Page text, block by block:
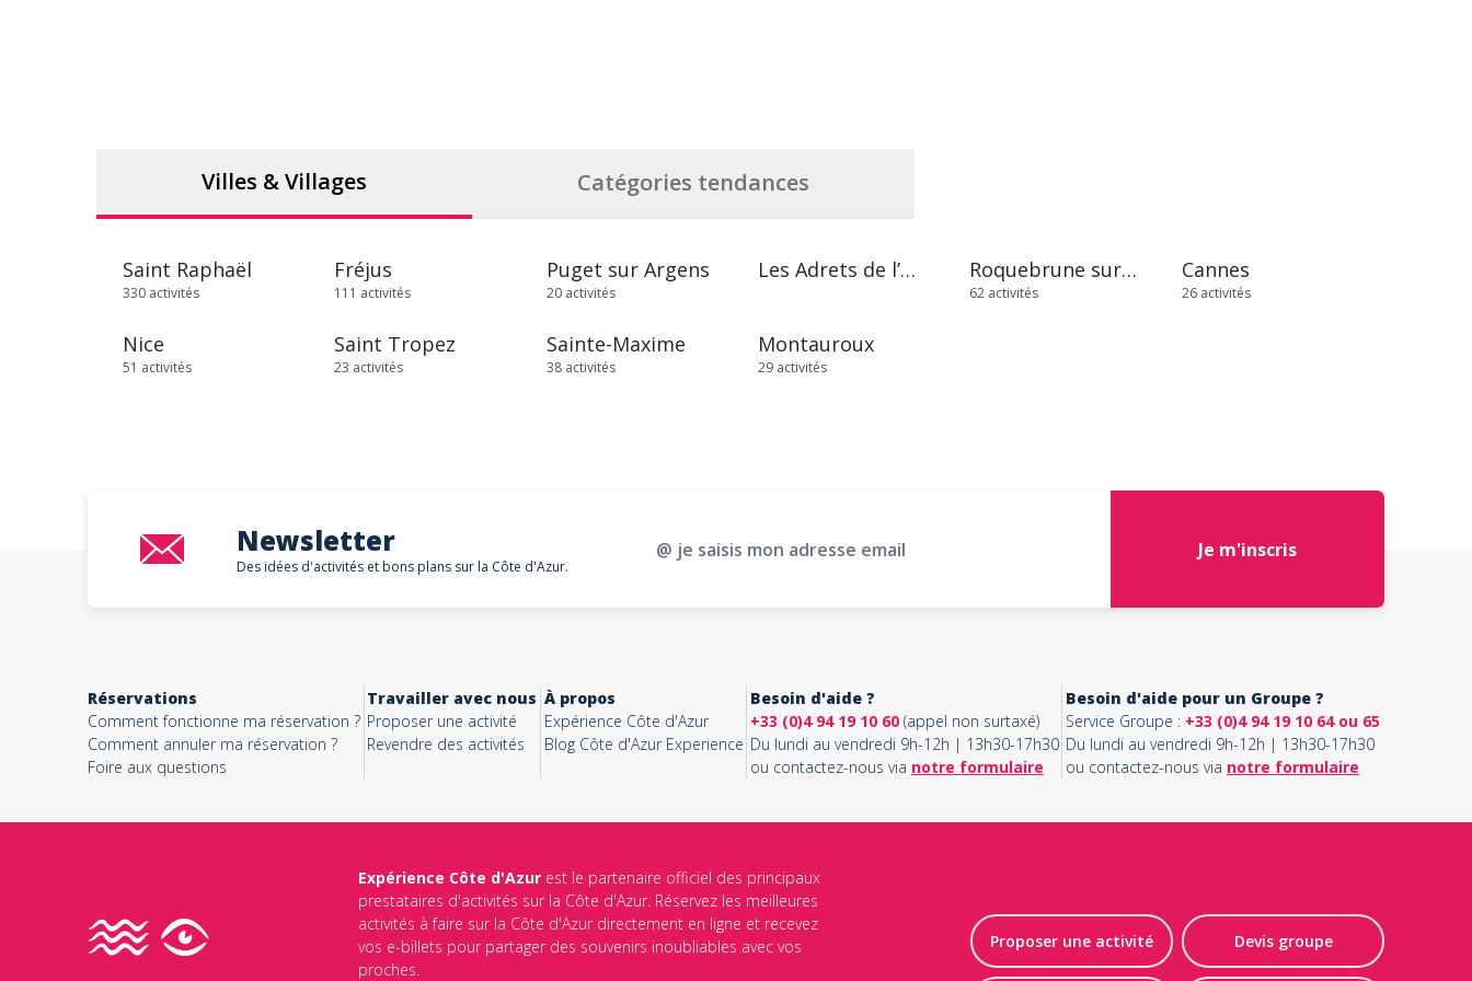
Villes & Villages Catégories tendances
Saint Raphaël
330 activités
Fréjus
111 activités
Puget sur Argens
20 activités
Les Adrets de l’Estérel Roquebrune sur Argens
62 activités
Cannes
26 activités
Nice
51 activités
Saint Tropez
23 activités
Sainte-Maxime
38 activités
Montauroux
29 activités
Newsletter
Des idées d'activités et bons plans sur la Côte d'Azur.
@ je saisis mon adresse email Je m'inscris
Réservations
Comment fonctionne ma réservation ?
Comment annuler ma réservation ?
Foire aux questions
Travailler avec nous
Proposer une activité
Revendre des activités
À propos
Expérience Côte d'Azur
Blog Côte d'Azur Experience
Besoin d'aide ?
+33 (0)4 94 19 10 60(appel non surtaxé)
Du lundi au vendredi 9h-12h | 13h30-17h30
ou contactez-nous via notre formulaire
Besoin d'aide pour un Groupe ?
Service Groupe : +33 (0)4 94 19 10 64 ou 65
Du lundi au vendredi 9h-12h | 13h30-17h30
ou contactez-nous via notre formulaire
Expérience Côte d'Azurest le partenaire officiel des principaux
prestataires d'activités sur la Côte d'Azur. Réservez les meilleures
activités à faire sur la Côte d'Azur directement en ligne et recevez
vos e-billets pour partager des souvenirs inoubliables avec vos
proches.
Proposer une activité Devis groupe